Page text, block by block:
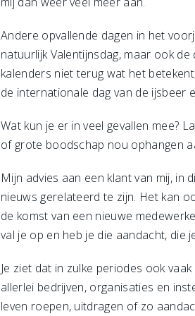
Andere opvallende dagen in het
natuurlijk Valentijnsdag, maar ook
kalenders niet terug wat het
de internationale dag van de ijsbeer
Wat kun je er in veel gevallen mee?
of grote boodschap nou ophangen
Mijn advies aan een klant van mij,
nieuws gerelateerd te zijn. Het kan
de komst van een nieuwe
val je op en heb je die aandacht, die
Je ziet dat in zulke periodes ook
allerlei bedrijven, organisaties en
leven roepen, uitdragen of zo